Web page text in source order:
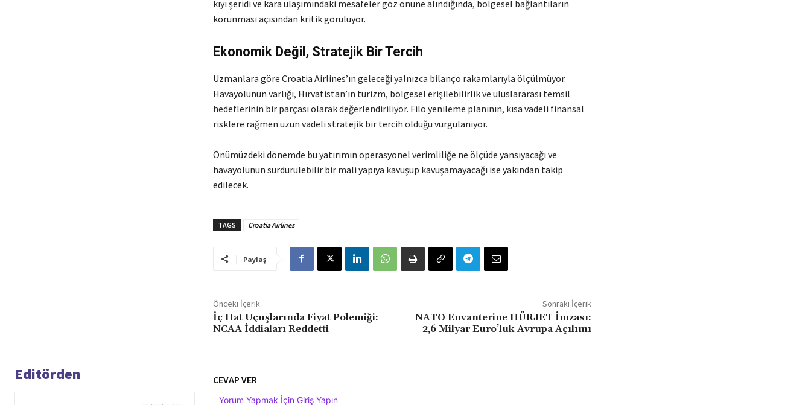
kıyı şeridi ve kara ulaşımındaki mesafeler göz önüne alındığında, bölgesel bağlantıların
korunması açısından kritik görülüyor.
Ekonomik Değil, Stratejik Bir Tercih
Uzmanlara göre Croatia Airlines’ın geleceği yalnızca bilanço rakamlarıyla ölçülmüyor.
Havayolunun varlığı, Hırvatistan’ın turizm, bölgesel erişilebilirlik ve uluslararası temsil
hedeflerinin bir parçası olarak değerlendiriliyor. Filo yenileme planının, kısa vadeli finansal
risklere rağmen uzun vadeli stratejik bir tercih olduğu vurgulanıyor.
Önümüzdeki dönemde bu yatırımın operasyonel verimliliğe ne ölçüde yansıyacağı ve
havayolunun sürdürülebilir bir mali yapıya kavuşup kavuşamayacağı ise yakından takip
edilecek.
TAGS Croatia Airlines
Paylaş
Önceki İçerik
İç Hat Uçuşlarında Fiyat Polemiği:
NCAA İddiaları Reddetti
Sonraki İçerik
NATO Envanterine HÜRJET İmzası:
2,6 Milyar Euro’luk Avrupa Açılımı
Editörden CEVAP VER
Yorum Yapmak İçin Giriş Yapın